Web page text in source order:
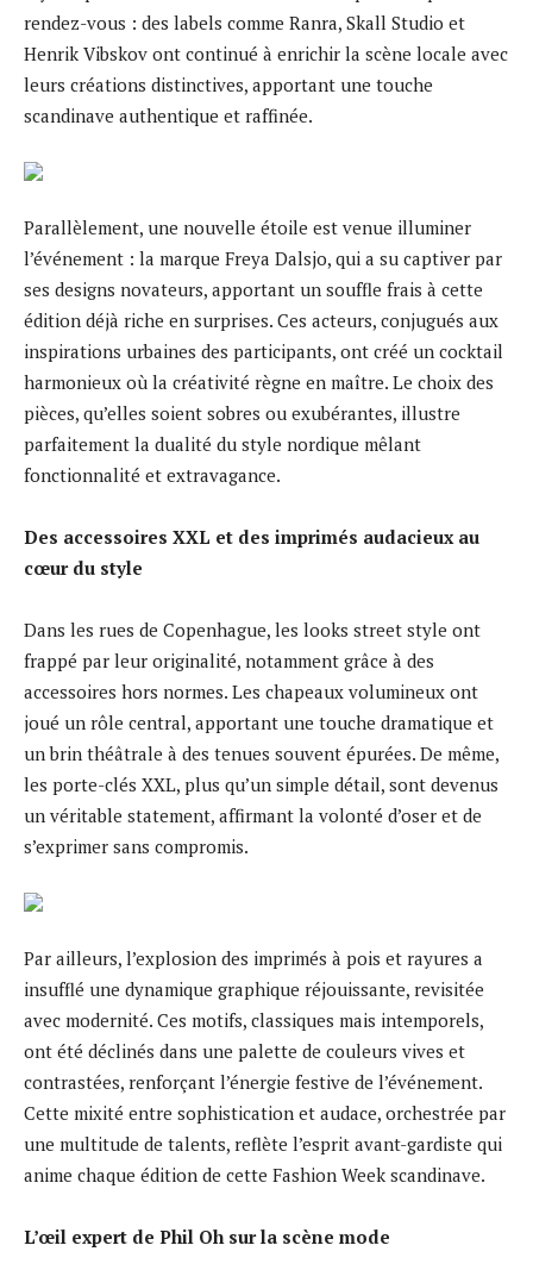
rendez-vous : des labels comme Ranra, Skall Studio et
Henrik Vibskov ont continué à enrichir la scène locale avec
leurs créations distinctives, apportant une touche
scandinave authentique et raffinée.
Parallèlement, une nouvelle étoile est venue illuminer
l’événement : la marque Freya Dalsjo, qui a su captiver par
ses designs novateurs, apportant un souffle frais à cette
édition déjà riche en surprises. Ces acteurs, conjugués aux
inspirations urbaines des participants, ont créé un cocktail
harmonieux où la créativité règne en maître. Le choix des
pièces, qu’elles soient sobres ou exubérantes, illustre
parfaitement la dualité du style nordique mêlant
fonctionnalité et extravagance.
Des accessoires XXL et des imprimés audacieux au
cœur du style
Dans les rues de Copenhague, les looks street style ont
frappé par leur originalité, notamment grâce à des
accessoires hors normes. Les chapeaux volumineux ont
joué un rôle central, apportant une touche dramatique et
un brin théâtrale à des tenues souvent épurées. De même,
les porte-clés XXL, plus qu’un simple détail, sont devenus
un véritable statement, affirmant la volonté d’oser et de
s’exprimer sans compromis.
Par ailleurs, l’explosion des imprimés à pois et rayures a
insufflé une dynamique graphique réjouissante, revisitée
avec modernité. Ces motifs, classiques mais intemporels,
ont été déclinés dans une palette de couleurs vives et
contrastées, renforçant l’énergie festive de l’événement.
Cette mixité entre sophistication et audace, orchestrée par
une multitude de talents, reflète l’esprit avant-gardiste qui
anime chaque édition de cette Fashion Week scandinave.
L’œil expert de Phil Oh sur la scène mode